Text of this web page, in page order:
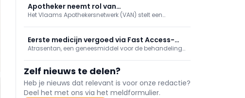
hulpmiddelen en diergeneesmiddelen.
Apotheker neemt rol van
gezondheidsadviseur op zich bij hitte
Het Vlaams Apothekersnetwerk (VAN) stelt een
de officina bezoeken.
Eerste medicijn vergoed via Fast Access-
procedure
Atrasentan, een geneesmiddel voor de behandeling
België wordt goedgekeurd met de Early and
Equitable Fast Access-procedure.
Zelf nieuws te delen?
Heb je nieuws dat relevant is voor onze redactie?
Deel het met ons via het meldformulier.